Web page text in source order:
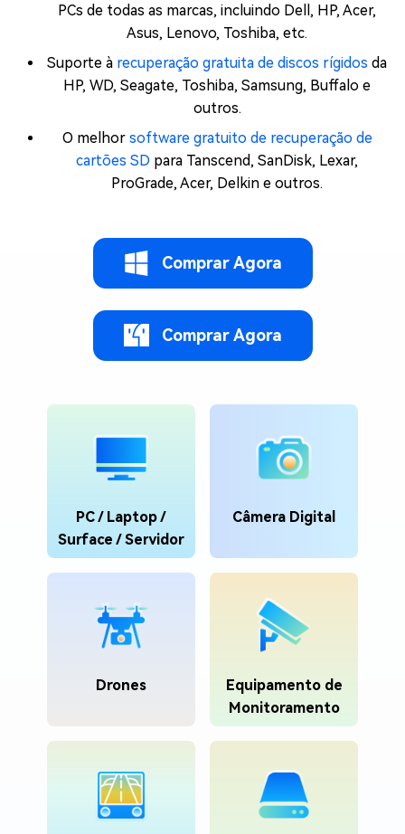
PCs de todas as marcas, incluindo Dell, HP, Acer,
Asus, Lenovo, Toshiba, etc.
Suporte à recuperação gratuita de discos rígidos da
HP, WD, Seagate, Toshiba, Samsung, Buffalo e
outros.
O melhor software gratuito de recuperação de
cartões SD para Tanscend, SanDisk, Lexar,
ProGrade, Acer, Delkin e outros.
Comprar Agora
Comprar Agora
PC / Laptop /
Surface / Servidor
Drones
Câmera Digital
Equipamento de
Monitoramento